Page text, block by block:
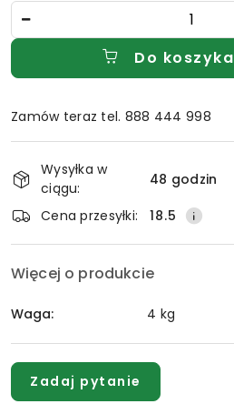
Do koszyka
Zamów teraz tel. 888 444 998
i
dostawa
Wysyłka w
ciągu:
48 godzin
Cena przesyłki:
18.5
Więcej o produkcie
Waga: 4 kg
Zadaj pytanie